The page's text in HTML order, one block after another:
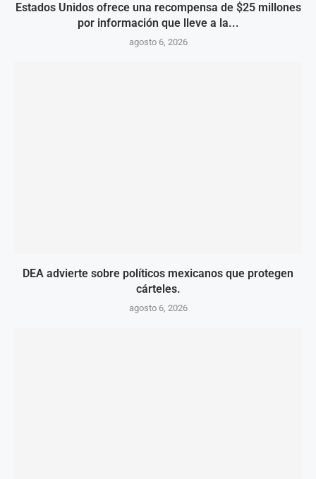
Estados Unidos ofrece una recompensa de $25 millones
por información que lleve a la...
agosto 6, 2026
DEA advierte sobre políticos mexicanos que protegen
cárteles.
agosto 6, 2026